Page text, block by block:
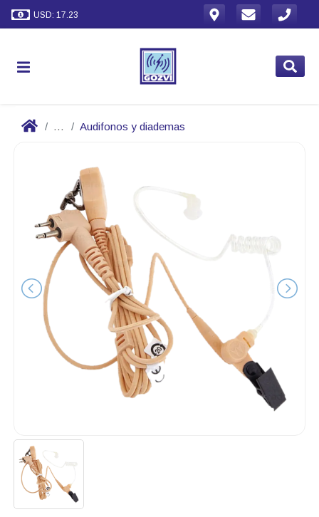
USD: 17.23
... Audifonos y diademas